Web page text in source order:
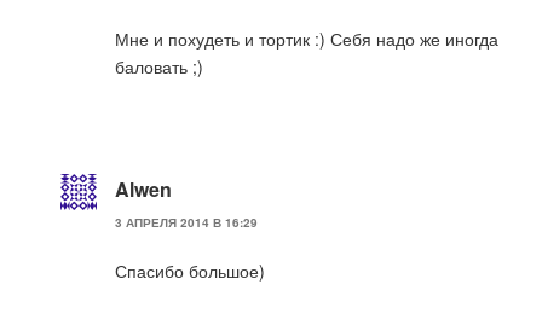
Мне и похудеть и тортик :) Себя надо же иногда
баловать ;)
Alwen
3 АПРЕЛЯ 2014 В 16:29
Спасибо большое)